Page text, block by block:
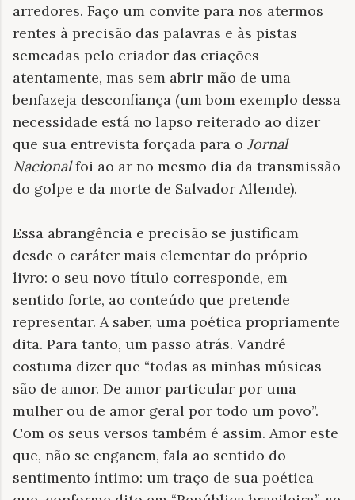
arredores. Faço um convite para nos atermos
rentes à precisão das palavras e às pistas
semeadas pelo criador das criações —
atentamente, mas sem abrir mão de uma
benfazeja desconfiança (um bom exemplo dessa
necessidade está no lapso reiterado ao dizer
que sua entrevista forçada para o Jornal
Nacionalfoi ao ar no mesmo dia da transmissão
do golpe e da morte de Salvador Allende).
Essa abrangência e precisão se justificam
desde o caráter mais elementar do próprio
livro: o seu novo título corresponde, em
sentido forte, ao conteúdo que pretende
representar. A saber, uma poética propriamente
dita. Para tanto, um passo atrás. Vandré
costuma dizer que “todas as minhas músicas
são de amor. De amor particular por uma
mulher ou de amor geral por todo um povo”.
Com os seus versos também é assim. Amor este
que, não se enganem, fala ao sentido do
sentimento íntimo: um traço de sua poética